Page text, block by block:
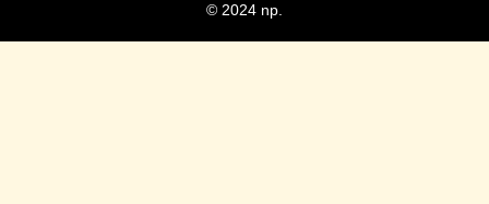
© 2024 np.